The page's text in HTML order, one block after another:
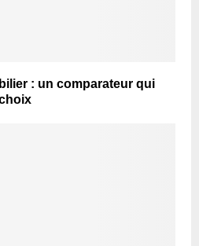
: un comparateur qui